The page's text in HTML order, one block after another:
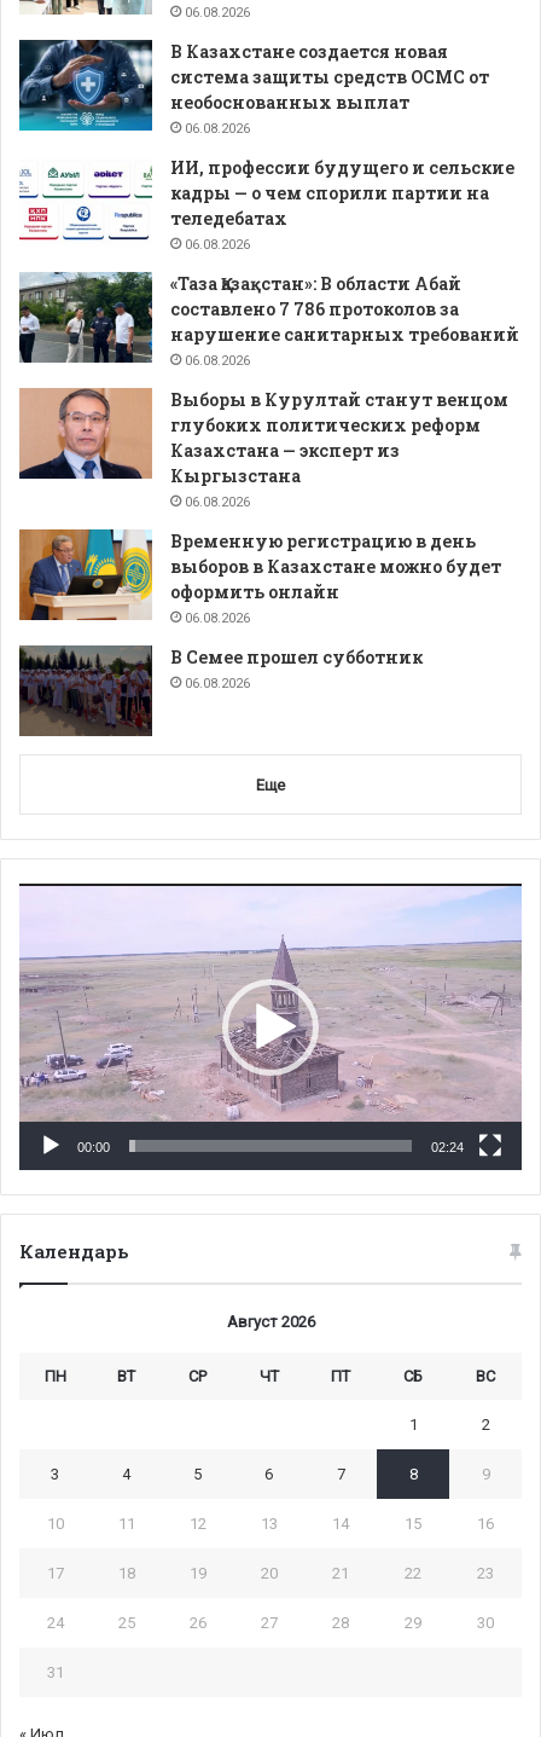
06.08.2026
В Казахстане создается новая
система защиты средств ОСМС от
необоснованных выплат
06.08.2026
ИИ, профессии будущего и сельские
кадры — о чем спорили партии на
теледебатах
06.08.2026
«Таза Қазақстан»: В области Абай
составлено 7 786 протоколов за
нарушение санитарных требований
06.08.2026
Выборы в Курултай станут венцом
глубоких политических реформ
Казахстана — эксперт из
Кыргызстана
06.08.2026
Временную регистрацию в день
выборов в Казахстане можно будет
оформить онлайн
06.08.2026
В Семее прошел субботник
06.08.2026
Еще
00:00 02:24
Календарь
Август 2026
ПН ВТ СР ЧТ ПТ СБ ВС
1 2
3 4 5 6 7 8 9
10 11 12 13 14 15 16
17 18 19 20 21 22 23
24 25 26 27 28 29 30
31